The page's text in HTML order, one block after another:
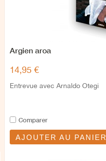
Argien aroa
14,95 €
Entrevue avec Arnaldo Otegi
Comparer
AJOUTER AU PANIER